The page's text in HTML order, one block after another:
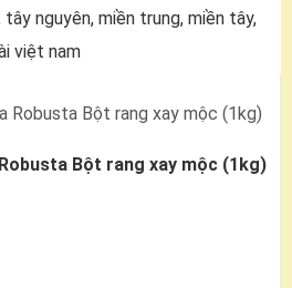
Bột rang xay mộc (1kg)